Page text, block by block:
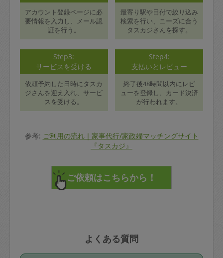
アカウント登録ページに必
要情報を入力し、メール認
証を行う。
最寄り駅や日付で絞り込み
検索を行い、ニーズに合う
タスカジさんを探す。
Step3:
サービスを受ける
依頼予約した日時にタスカ
ジさんを迎え入れ、サービ
スを受ける。
Step4:
支払いとレビュー
終了後48時間以内にレビ
ューを登録し、カード決済
が行われます。
参考: ご利用の流れ｜家事代行/家政婦マッチングサイト
『タスカジ』
よくある質問